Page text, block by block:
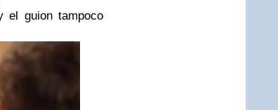
el guion tampoco